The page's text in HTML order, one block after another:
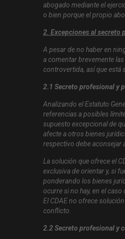
abogado mediante el
o bien porque el propio
2. Excepciones al secreto
A pesar de no haber en
a comentar brevemente
controvertida, así que está
2.1 Secreto profesional y
Analizando el Estatuto
referencias a posibles
supuesto excepcional de
afecte a otros bienes
respectivo debe aconsejar
La solución que ofrece el
exclusiva de orientar y, si
ponderando los bienes
ocurre si no hay, en el
El CDAE no ofrece
conflicto.
2.2 Secreto profesional y